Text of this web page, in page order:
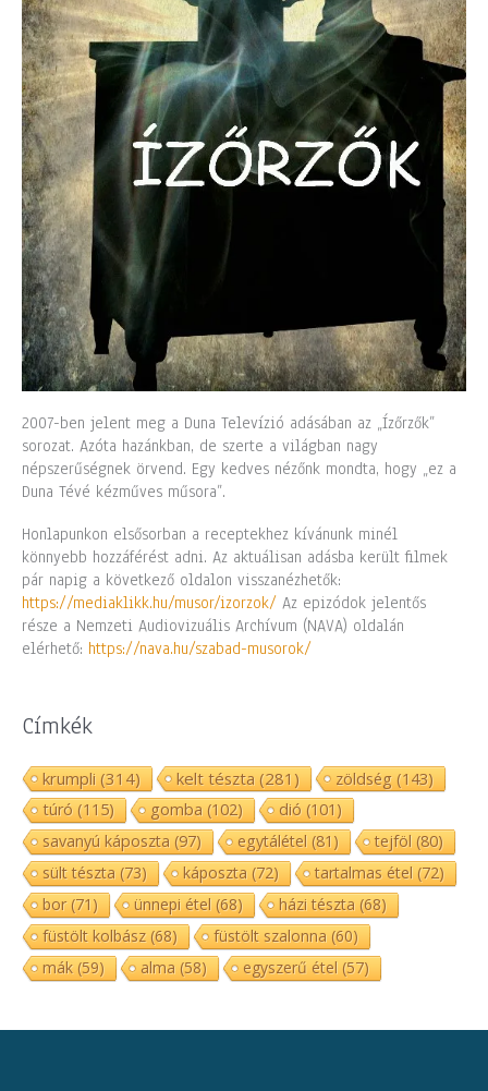
2007-ben jelent meg a Duna Televízió adásában az „Ízőrzők”
sorozat. Azóta hazánkban, de szerte a világban nagy
népszerűségnek örvend. Egy kedves nézőnk mondta, hogy „ez a
Duna Tévé kézműves műsora”.
Honlapunkon elsősorban a receptekhez kívánunk minél
könnyebb hozzáférést adni. Az aktuálisan adásba került filmek
pár napig a következő oldalon visszanézhetők:
https://mediaklikk.hu/musor/izorzok/ Az epizódok jelentős
része a Nemzeti Audiovizuális Archívum (NAVA) oldalán
elérhető: https://nava.hu/szabad-musorok/
Címkék
krumpli(314) kelt tészta(281) zöldség(143)
túró (115) gomba (102) dió (101)
savanyú káposzta (97) egytálétel (81) tejföl (80)
sült tészta (73) káposzta (72) tartalmas étel (72)
bor(71) ünnepi étel (68) házi tészta (68)
füstölt kolbász(68) füstölt szalonna (60)
mák(59) alma (58) egyszerű étel (57)